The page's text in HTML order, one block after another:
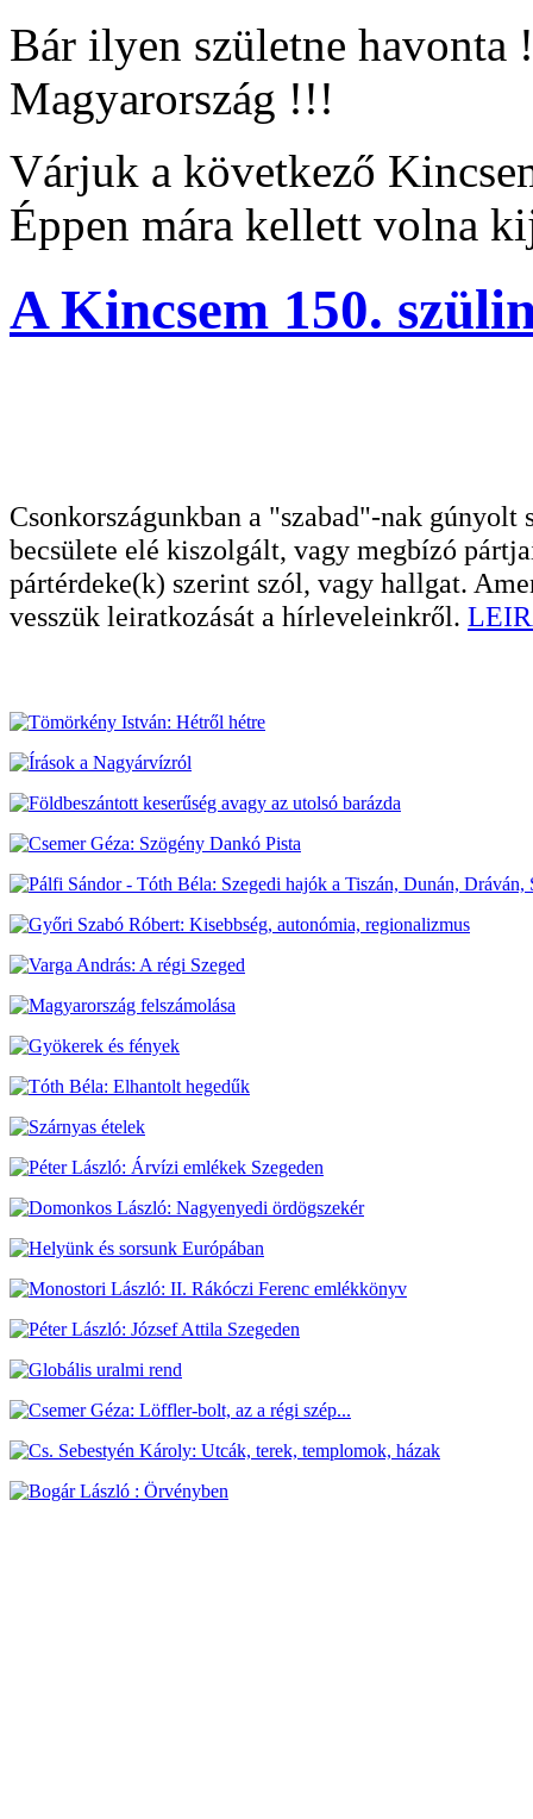
Bár ilyen születne havonta
Magyarország !!!
Várjuk a következő
Éppen mára kellett volna
A Kincsem 150.
Csonkországunkban a "szabad"-nak
becsülete elé kiszolgált, vagy megbízó
pártérdeke(k) szerint szól, vagy hallgat.
vesszük leiratkozását a hírleveleinkről.